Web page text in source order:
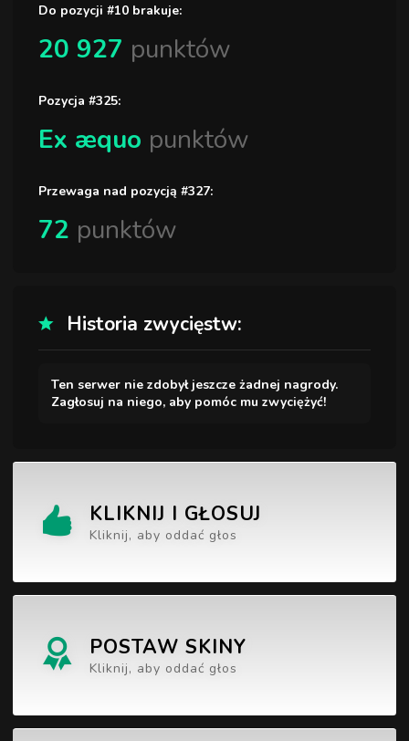
Do pozycji #10 brakuje:
20 927 punktów
Pozycja #325:
Ex æquo punktów
Przewaga nad pozycją #327:
72 punktów
Historia zwycięstw:
Ten serwer nie zdobył jeszcze żadnej nagrody.
Zagłosuj na niego, aby pomóc mu zwyciężyć!
KLIKNIJ I GŁOSUJ
Kliknij, aby oddać głos
POSTAW SKINY
Kliknij, aby oddać głos